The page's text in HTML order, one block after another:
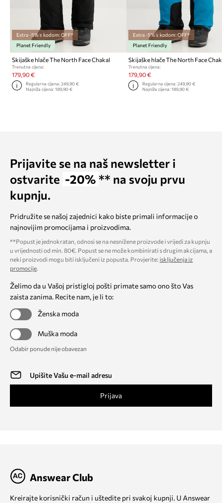
Extra -5% s kodom: OFF*
Planet Friendly
Skijaške hlače The North Face Chakal
Trenutna cijena:
179,90 €
Regularna cijena:249,90 €
Najniža cijena:189,90 €
Extra -5% s kodom: OFF*
Planet Friendly
Skijaške hlače The North Face
Trenutna cijena:
179,90 €
Regularna cijena: 249,90 €
Najniža cijena: 189,90 €
Prijavite se na naš newsletter i
ostvarite -20% ** na svoju prvu
kupnju.
Pridružite se našoj zajednici kako biste primali informacije o
najnovijim promocijama i proizvodima.
**Popust je jednokratan, odnosi se na nesnižene proizvode i vrijedi za kupnju
u vrijednosti od min. 80€. Popust se ne može kombinirati s drugim akcijama, a
neki proizvodi mogu biti isključeni iz popusta. Provjerite: isključenja iz
promocije.
Želimo da u Vašoj pristigloj pošti primate samo ono što Vas
zaista zanima. Recite nam, je li to:
Ženska moda
Muška moda
Odabir ponude nije obavezan
Prijava
Answear Club
Kreirajte korisnički račun i uštedite pri svakoj kupnji. U Answear